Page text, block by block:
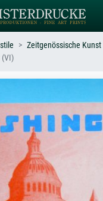
Monet,
Welle
Akt.
Wiese,
Ölgemälde,
Zeitgenössische Kunst
(VI)